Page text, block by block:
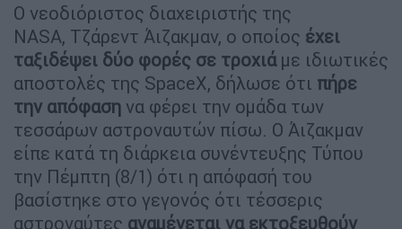
Ο νεοδιόριστος διαχειριστής της
NASA, Τζάρεντ Άιζακμαν, ο οποίος έχει
ταξιδέψει δύο φορές σε τροχιάμε ιδιωτικές
αποστολές της SpaceX, δήλωσε ότι πήρε
την απόφαση να φέρει την ομάδα των
τεσσάρων αστροναυτών πίσω. Ο Άιζακμαν
είπε κατά τη διάρκεια συνέντευξης Τύπου
την Πέμπτη (8/1) ότι η απόφασή του
βασίστηκε στο γεγονός ότι τέσσερις
αστροναύτες αναμένεται να εκτοξευθούν